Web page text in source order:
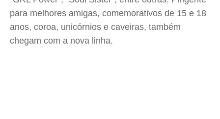
para melhores amigas, comemorativos de 15 e 18
anos, coroa, unicórnios e caveiras, também
chegam com a nova linha.